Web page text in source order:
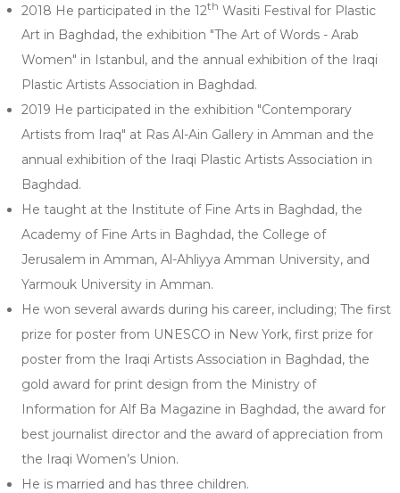
2018 He participated in the 12th Wasiti Festival for Plastic
Art in Baghdad, the exhibition "The Art of Words - Arab
Women" in Istanbul, and the annual exhibition of the Iraqi
Plastic Artists Association in Baghdad.
2019 He participated in the exhibition "Contemporary
Artists from Iraq" at Ras Al-Ain Gallery in Amman and the
annual exhibition of the Iraqi Plastic Artists Association in
Baghdad.
He taught at the Institute of Fine Arts in Baghdad, the
Academy of Fine Arts in Baghdad, the College of
Jerusalem in Amman, Al-Ahliyya Amman University, and
Yarmouk University in Amman.
He won several awards during his career, including; The first
prize for poster from UNESCO in New York, first prize for
poster from the Iraqi Artists Association in Baghdad, the
gold award for print design from the Ministry of
Information for Alf Ba Magazine in Baghdad, the award for
best journalist director and the award of appreciation from
the Iraqi Women’s Union.
He is married and has three children.